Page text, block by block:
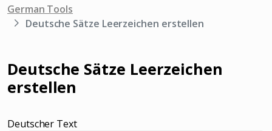
German Tools
Deutsche Sätze Leerzeichen erstellen
Deutsche Sätze Leerzeichen
erstellen
Deutscher Text